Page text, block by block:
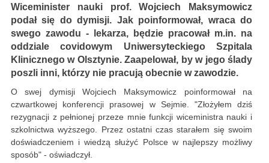
Wiceminister nauki prof. Wojciech Maksymowicz
podał się do dymisji. Jak poinformował, wraca do
swego zawodu - lekarza, będzie pracował m.in. na
oddziale covidowym Uniwersyteckiego Szpitala
Klinicznego w Olsztynie. Zaapelował, by w jego ślady
poszli inni, którzy nie pracują obecnie w zawodzie.
O swej dymisji Wojciech Maksymowicz poinformował na
czwartkowej konferencji prasowej w Sejmie. "Złożyłem dziś
rezygnacji z pełnionej przeze mnie funkcji wiceministra nauki i
szkolnictwa wyższego. Przez ostatni czas starałem się swoim
doświadczeniem i wiedzą służyć Polsce w najlepszy możliwy
sposób" - oświadczył.